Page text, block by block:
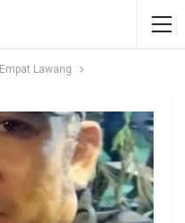
Empat Lawang